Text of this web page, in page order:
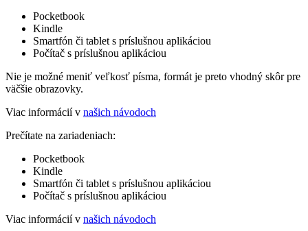
Pocketbook
Kindle
Smartfón či tablet s príslušnou aplikáciou
Počítač s príslušnou aplikáciou
Nie je možné meniť veľkosť písma, formát je preto vhodný skôr pre
väčšie obrazovky.
Viac informácií v našich návodoch
Prečítate na zariadeniach:
Pocketbook
Kindle
Smartfón či tablet s príslušnou aplikáciou
Počítač s príslušnou aplikáciou
Viac informácií v našich návodoch